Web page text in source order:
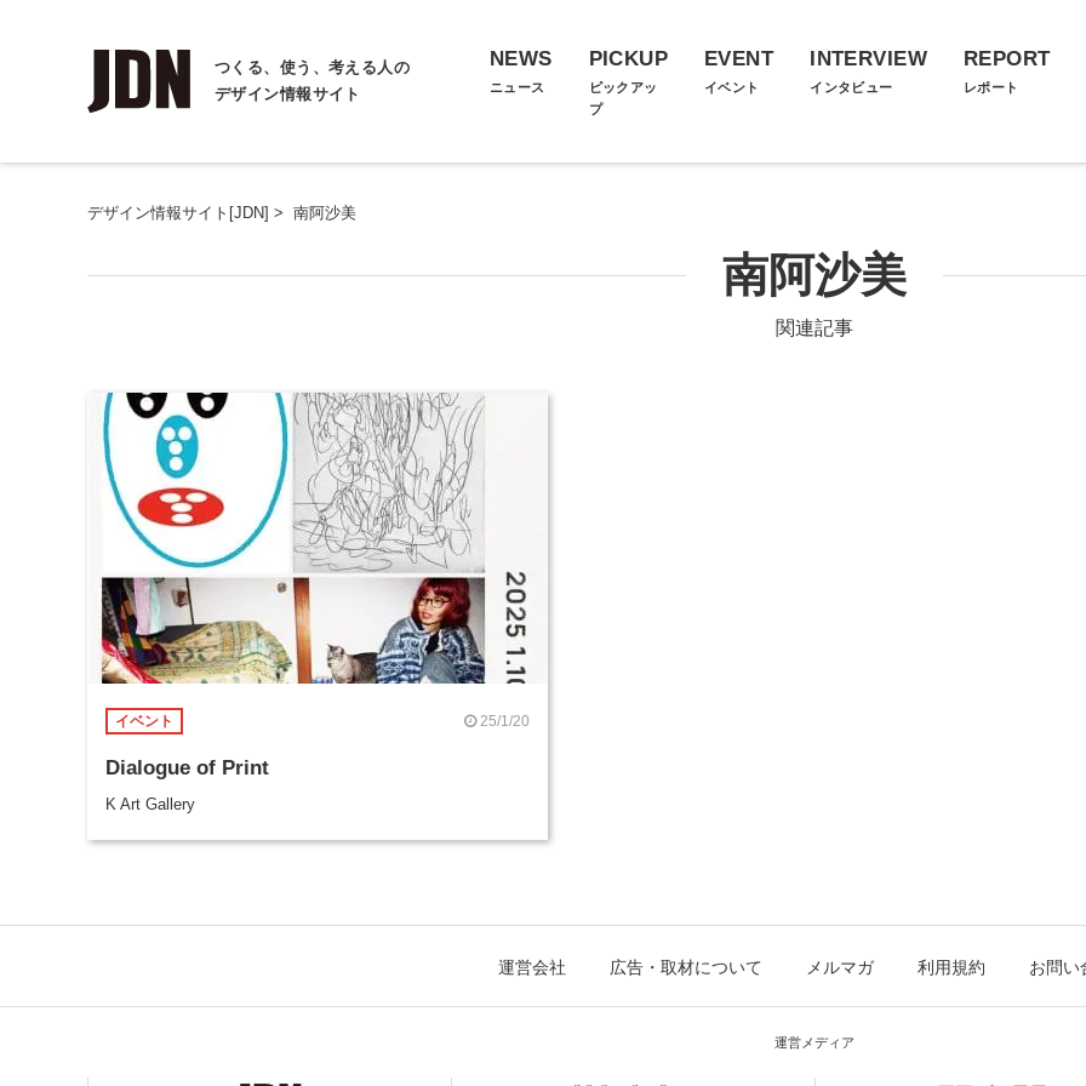
つくる、使う、考える人の
デザイン情報サイト
NEWS
ニュース
PICKUP
ピックアッ
プ
EVENT
イベント
INTERVIEW
インタビュー
REPORT
レポート
デザイン情報サイト[JDN] > 南阿沙美
南阿沙美
関連記事
イベント 25/1/20
Dialogue of Print
K Art Gallery
運営会社 広告・取材について メルマガ 利用規約 お問い
運営メディア